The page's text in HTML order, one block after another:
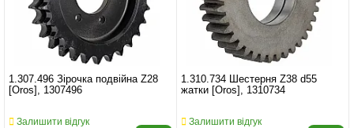
1.307.496 Зірочка подвійна Z28
[Oros], 1307496
Залишити відгук
1.310.734 Шестерня Z38 d55
жатки [Oros], 1310734
Залишити відгук